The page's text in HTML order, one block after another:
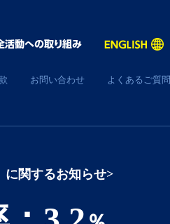
お問い合わせ よくあるご質問
に関するお知らせ>